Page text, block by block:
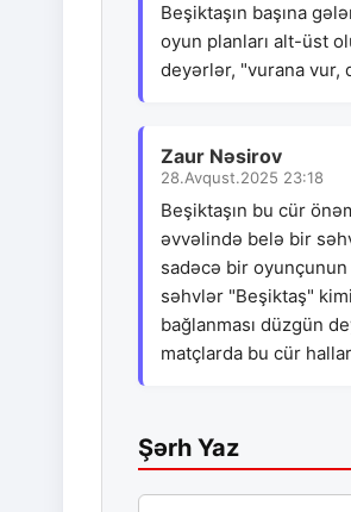
Beşiktaşın başına
oyun planları alt-üst
deyərlər, "vurana vur,
Zaur Nəsirov
28.Avqust.2025 23:18
Beşiktaşın bu cür
əvvəlində belə bir
sadəcə bir
səhvlər "Beşiktaş"
bağlanması düzgün
matçlarda bu cür
Şərh Yaz